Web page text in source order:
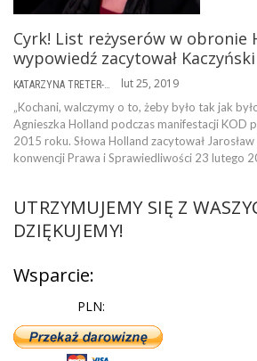
Cyrk! List reżyserów w obronie
wypowiedź zacytował Kaczyński
KATARZYNA TRETER-SIERPIŃSKA lut 25, 2019
„Kochani, walczymy o to, żeby było tak jak
Agnieszka Holland podczas manifestacji KOD
2015 roku. Słowa Holland zacytował
konwencji Prawa i Sprawiedliwości 23 lutego
UTRZYMUJEMY SIĘ Z
DZIĘKUJEMY!
Wsparcie:
PLN: